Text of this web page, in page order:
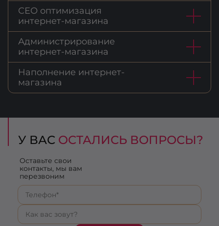
СЕО оптимизация
интернет-магазина
Администрирование
интернет-магазина
Наполнение интернет-
магазина
У ВАС ОСТАЛИСЬ ВОПРОСЫ?
Оставьте свои
контакты, мы вам
перезвоним